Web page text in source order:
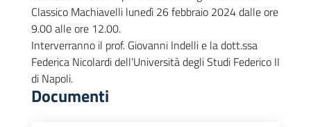
Classico Machiavelli lunedì 26 febbraio 2024 dalle ore
9.00 alle ore 12.00.
Interverranno il prof. Giovanni Indelli e la dott.ssa
Federica Nicolardi dell’Università degli Studi Federico II
di Napoli.
Documenti